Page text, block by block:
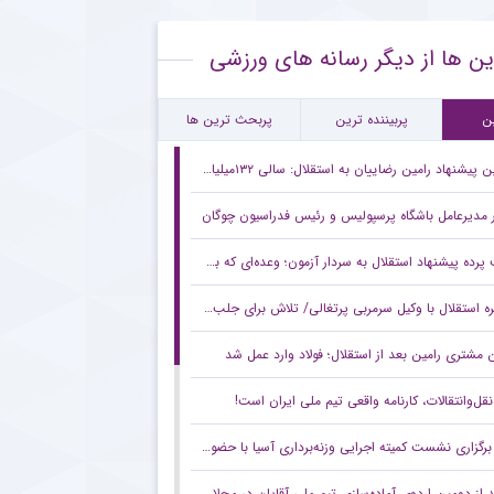
تهاجمی پرسپولیس در پیش‌فصل لیگ برتر
ستاره جدید گل‌گهر بر حرفه‌ای بودن این باشگاه
ها از دیگر رسانه های ورزشی
پربیننده ترین پربحث ترین ها
رامین رضاییان به استقلال: سالی ۱۳۲میلیارد می‌خواهم!
مدیرعامل باشگاه پرسپولیس و رئیس فدراسیون چوگان
پیشنهاد استقلال به سردار آزمون؛ وعده‌ای که به سهراب داده بودند!
با وکیل سرمربی پرتغالی/ تلاش برای جلب رضایت کسی که علیه ایران مصاحبه کرد
مشتری رامین بعد از استقلال؛ فولاد وارد عمل شد
نقل‌وانتقالات، کارنامه واقعی تیم ملی ایران است!
برگزاری نشست کمیته اجرایی وزنه‌برداری آسیا با حضور سجاد انوشیروانی